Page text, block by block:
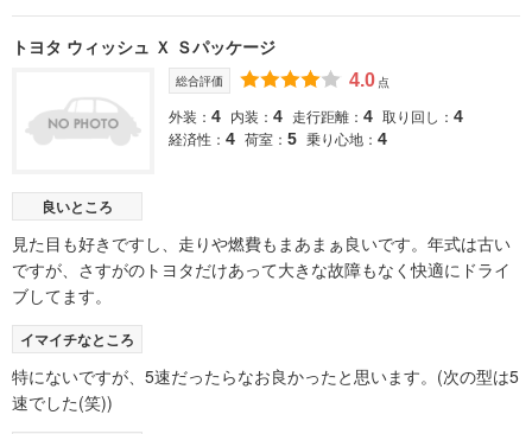
トヨタ ウィッシュ Ｘ Ｓパッケージ
総合評価 4.0 点
外装： 4 内装： 4 走行距離： 4 取り回し： 4
経済性： 4 荷室： 5 乗り心地： 4
良いところ
見た目も好きですし、走りや燃費もまあまぁ良いです。年式は古い
ですが、さすがのトヨタだけあって大きな故障もなく快適にドライ
ブしてます。
イマイチなところ
特にないですが、5速だったらなお良かったと思います。(次の型は5
速でした(笑))